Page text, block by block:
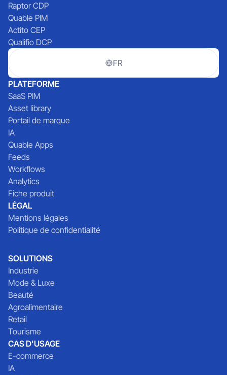
Raptor CDP
Quable PIM
Actito CEP
Qualifio DCP
FR
PLATEFORME
SaaS PIM
Asset library
Portail de marque
IA
Quable Apps
Feeds
Workflows
Analytics
Fiche produit
LÉGAL
Mentions légales
Politique de confidentialité
SOLUTIONS
Industrie
Mode & Luxe
Beauté
Agroalimentaire
Retail
Tourisme
CAS D'USAGE
E-commerce
IA